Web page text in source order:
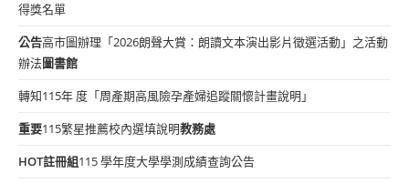
得獎名單
公告高市圖辦理「2026朗聲大賞：朗讀文本演出影片徵選活動」之活動
辦法圖書館
轉知115年 度「周產期高風險孕產婦追蹤關懷計畫說明」
重要115繁星推薦校內選填說明教務處
HOT註冊組115 學年度大學學測成績查詢公告